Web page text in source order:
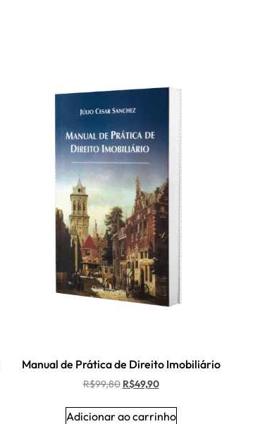
Manual de Prática de Direito Imobiliário
R$99,80 R$49,90
Adicionar ao carrinho